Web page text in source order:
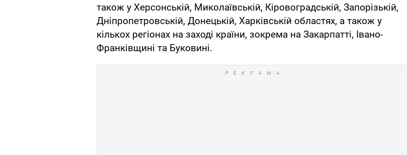
також у Херсонській, Миколаївській, Кіровоградській, Запорізькій,
Дніпропетровській, Донецькій, Харківській областях, а також у
кількох регіонах на заході країни, зокрема на Закарпатті, Івано-
Франківщині та Буковині.